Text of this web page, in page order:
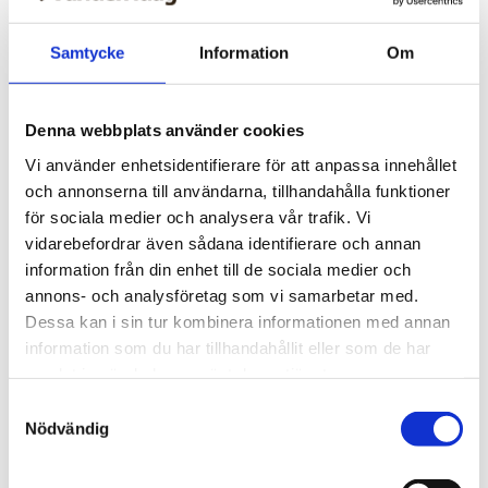
Samtycke Information Om
Denna webbplats använder cookies
Vi använder enhetsidentifierare för att anpassa innehållet
och annonserna till användarna, tillhandahålla funktioner
för sociala medier och analysera vår trafik. Vi
vidarebefordrar även sådana identifierare och annan
information från din enhet till de sociala medier och
annons- och analysföretag som vi samarbetar med.
Dessa kan i sin tur kombinera informationen med annan
information som du har tillhandahållit eller som de har
Nödvändig
Vardagskrönika
Vilken miljö planterar du
dig i?